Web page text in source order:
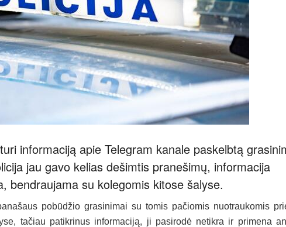
informaciją apie Telegram kanale paskelbtą
jau gavo kelias dešimtis pranešimų, informacija
bendraujama su kolegomis kitose šalyse.
pobūdžio grasinimai su tomis pačiomis nuotraukomis
tačiau patikrinus informaciją, ji pasirodė netikra ir primena